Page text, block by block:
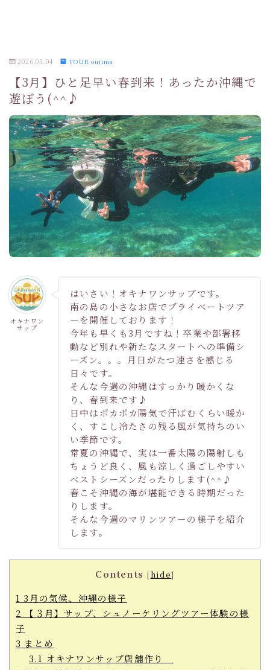
2026.03.04 TOUR oujima
【3月】ひと足早い春到来！あったか沖縄で
遊ぼう(^^♪
オキナワン
サップ
はいさい！オキナワンサップです。
南の島の小さなお店でプライベートツア
ーを開催しております！
今年も早くも3月ですね！卒業や部署移
動など別れや新たなスタートへの準備シ
ーズン。。。月日がたつ速さを感じる
日々です。
そんな今週の沖縄はすっかり暖かくな
り、春到来です♪
日中はポカポカ陽気で汗ばむくらい暖か
く、すこし冷たさの残る風が気持ちのい
い季節です。
常夏の沖縄で、実は一番太陽の陽射しも
ちょうど良く、風も涼しく過ごしやすい
ベストシーズンだったりします(^^♪
春こそ沖縄の海が堪能できる時期だった
りします。
そんな今週のマリンツアーの様子を紹介
します。
Contents [hide]
1 3月の気候、沖縄の様子
2
【３月】サップ、シュノーケリングツアー体験の様
子
3 まとめ
3.1 オキナワンサップ店舗作り